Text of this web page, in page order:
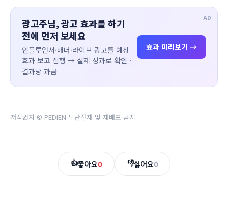
AD
광고주님, 광고 효과를 하기
전에 먼저 보세요
인플루언서·배너·라이브 광고를 예상
효과 보고 집행 → 실제 성과로 확인 ·
결과당 과금
효과 미리보기 →
저작권자 © PEDIEN 무단전재 및 재배포 금지
👍좋아요0 👎싫어요0